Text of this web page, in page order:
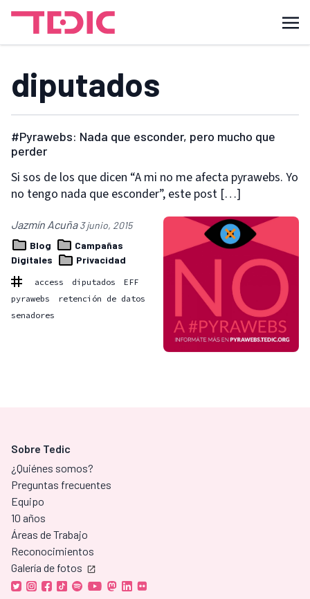
diputados
#Pyrawebs: Nada que esconder, pero mucho que
perder
Si sos de los que dicen “A mi no me afecta pyrawebs. Yo
no tengo nada que esconder”, este post […]
Jazmín Acuña3 junio, 2015
Blog
Campañas
Digitales
Privacidad
access diputados
EFF
pyrawebs
retención de datos
senadores
Sobre Tedic
¿Quiénes somos?
Preguntas frecuentes
Equipo
10 años
Áreas de Trabajo
Reconocimientos
Galería de fotos